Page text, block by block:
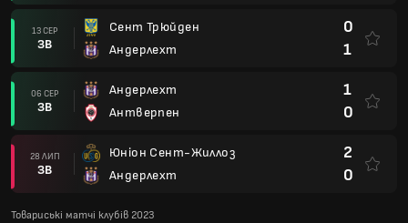
13 СЕР
ЗВ
Сент Трюйден
Андерлехт
0
1
06 СЕР
ЗВ
Андерлехт
Антверпен
1
0
28 ЛИП
ЗВ
Юніон Сент-Жиллоз
Андерлехт
2
0
Товариські матчі клубів 2023